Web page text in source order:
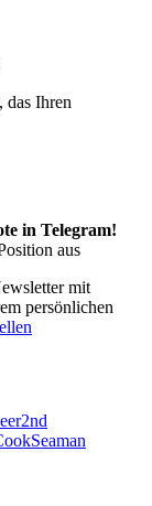
das Ihren
in Telegram!
aus
mit
persönlichen
2nd
Seaman